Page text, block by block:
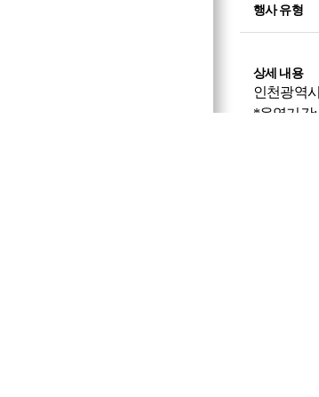
행사 유형
상세 내용
인천광역
*운영기간